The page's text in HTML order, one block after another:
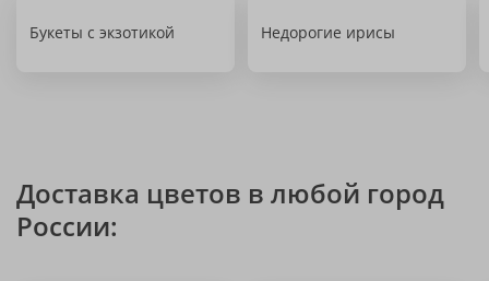
Букеты с экзотикой Недорогие ирисы
Доставка цветов в любой город
России: